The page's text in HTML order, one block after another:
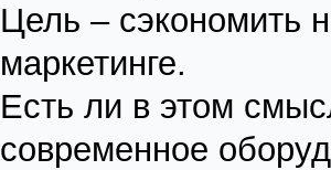
Цель – сэкономить
маркетинге.
Есть ли в этом
современное